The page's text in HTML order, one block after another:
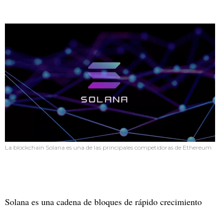
La blockchain Solana es una de las principales competidoras de Ethereum
Solana es una cadena de bloques de rápido crecimiento